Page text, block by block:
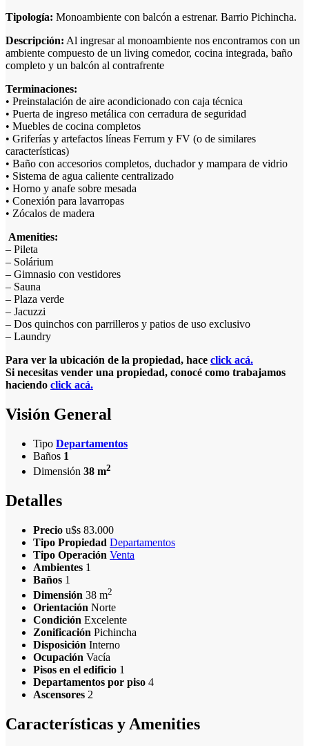
Tipología: Monoambiente con balcón a estrenar. Barrio Pichincha.
Descripción: Al ingresar al monoambiente nos encontramos con un
ambiente compuesto de un living comedor, cocina integrada, baño
completo y un balcón al contrafrente
Terminaciones:
• Preinstalación de aire acondicionado con caja técnica
• Puerta de ingreso metálica con cerradura de seguridad
• Muebles de cocina completos
• Griferías y artefactos líneas Ferrum y FV (o de similares
características)
• Baño con accesorios completos, duchador y mampara de vidrio
• Sistema de agua caliente centralizado
• Horno y anafe sobre mesada
• Conexión para lavarropas
• Zócalos de madera
Amenities:
– Pileta
– Solárium
– Gimnasio con vestidores
– Sauna
– Plaza verde
– Jacuzzi
– Dos quinchos con parrilleros y patios de uso exclusivo
– Laundry
Para ver la ubicación de la propiedad, hace click acá.
Si necesitas vender una propiedad, conocé como trabajamos
haciendo click acá.
Visión General
Tipo Departamentos
Baños 1
Dimensión 38 m2
Detalles
Precio u$s 83.000
Tipo Propiedad Departamentos
Tipo Operación Venta
Ambientes 1
Baños 1
Dimensión 38 m2
Orientación Norte
Condición Excelente
Zonificación Pichincha
Disposición Interno
Ocupación Vacía
Pisos en el edificio 1
Departamentos por piso 4
Ascensores 2
Características y Amenities